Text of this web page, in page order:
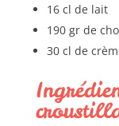
16 cl de lait
190 gr de
30 cl de